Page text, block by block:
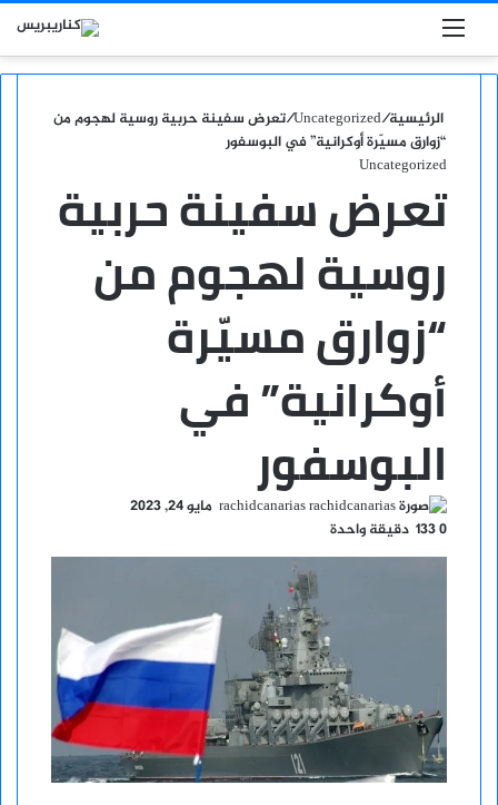
القائمة
الرئيسية/
Uncategorized
/تعرض سفينة حربية روسية لهجوم من
“زوارق مسيّرة أوكرانية” في البوسفور
Uncategorized
تعرض سفينة حربية
روسية لهجوم من
“زوارق مسيّرة
أوكرانية” في
البوسفور
rachidcanarias أرسل
إلكترونيا
مايو 24, 2023
0
دقيقة واحدة